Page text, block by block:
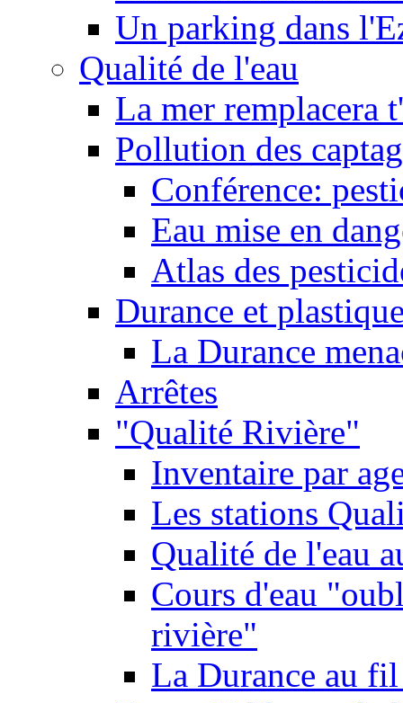
Un parking dans
Qualité de l'eau
La mer remplacera
Pollution des
Conférence:
Eau mise en
Atlas des
Durance et
La Durance
Arrêtes
"Qualité Rivière"
Inventaire par
Les stations
Qualité de l'eau
Cours d'eau
rivière"
La Durance au